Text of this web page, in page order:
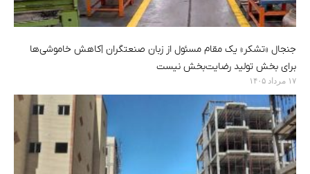
جنجال «تشکر» یک مقام مسئول از زبان صنعتگران |کاهش خاموشی‌ها
برای بخش تولید رضایت‌بخش نیست
۱۷ مرداد ۱۴۰۵